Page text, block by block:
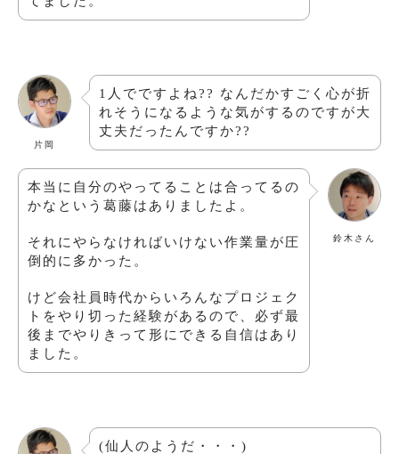
片岡
1人でですよね?? なんだかすごく心が折
れそうになるような気がするのですが大
丈夫だったんですか??
鈴木さん
本当に自分のやってることは合ってるの
かなという葛藤はありましたよ。
それにやらなければいけない作業量が圧
倒的に多かった。
けど会社員時代からいろんなプロジェク
トをやり切った経験があるので、必ず最
後までやりきって形にできる自信はあり
ました。
(仙人のようだ・・・)